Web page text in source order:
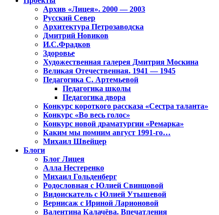
Архив «Лицея». 2000 — 2003
Русский Север
Архитектура Петрозаводска
Дмитрий Новиков
И.С.Фрадков
Здоровье
Художественная галерея Дмитрия Москина
Великая Отечественная. 1941 — 1945
Педагогика С. Артемьевой
Педагогика школы
Педагогика двора
Конкурс короткого рассказа «Сестра таланта»
Конкурс «Во весь голос»
Конкурс новой драматургии «Ремарка»
Каким мы помним август 1991-го…
Михаил Швейцер
Блоги
Блог Лицея
Алла Нестеренко
Михаил Гольденберг
Родословная с Юлией Свинцовой
Видоискатель с Юлией Утышевой
Вернисаж с Ириной Ларионовой
Валентина Калачёва. Впечатления